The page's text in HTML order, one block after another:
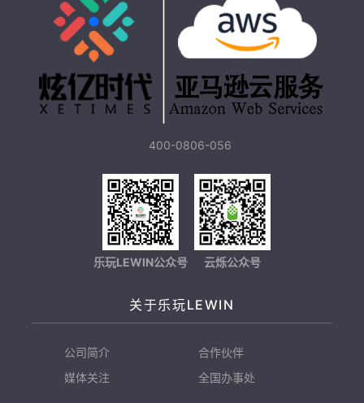
400-0806-056
乐玩LEWIN公众号 云烁公众号
关于乐玩LEWIN
公司简介
合作伙伴
媒体关注
全国办事处